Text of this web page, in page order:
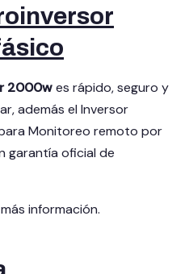
2000wes rápido, seguro y
además el Inversor
Monitoreo remoto por
garantía oficial de
información.